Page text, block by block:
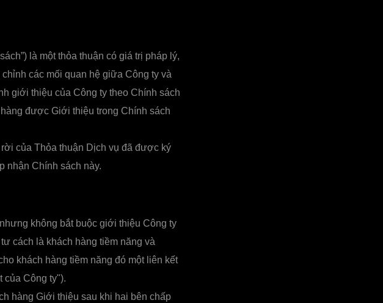
là một thỏa thuận có giá trị pháp lý,
các mối quan hệ giữa Công ty và
giới thiệu của Công ty theo Chính sách
được Giới thiệu trong Chính sách
của Thỏa thuận Dịch vụ đã được ký
nhận Chính sách này.
không bắt buộc giới thiệu Công ty
cách là khách hàng tiềm năng và
khách hàng tiềm năng đó một liên kết
của Công ty").
hàng Giới thiệu sau khi hai bên chấp